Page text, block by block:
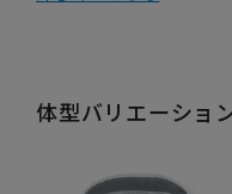
体型バリエーショ